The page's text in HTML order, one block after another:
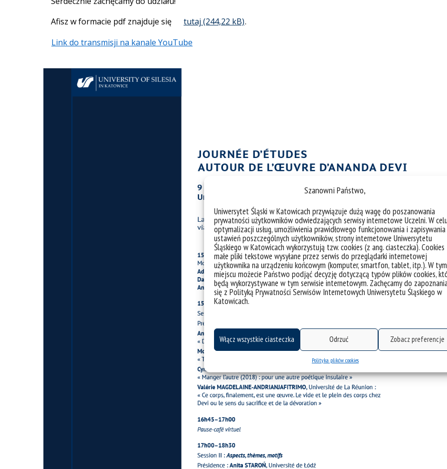
Szanowni Państwo,
Uniwersytet Śląski w Katowicach przywiązuje dużą wagę do poszanowania
prywatności użytkowników odwiedzających serwisy internetowe Uczelni. W
optymalizacji usług, umożliwienia prawidłowego funkcjonowania i zapisywania
ustawień poszczególnych użytkowników, strony internetowe Uniwersytetu
Śląskiego w Katowicach wykorzystują tzw. cookies (z ang. ciasteczka).
małe pliki tekstowe wysyłane przez serwis do przeglądarki internetowej
użytkownika na urządzeniu końcowym (komputer, smartfon, tablet, itp.). W tym
miejscu możecie Państwo podjąć decyzję dotyczącą typów plików cookies,
będą wykorzystywane w tym serwisie internetowym. Zachęcamy do
się z Polityką Prywatności Serwisów Internetowych Uniwersytetu Śląskiego w
Katowicach.
Włącz wszystkie ciasteczka Odrzuć Zobacz preferencje
Polityka plików cookies
Afisz w formacie pdf znajduje się
tutaj
.
Link do transmisji na kanale YouTube